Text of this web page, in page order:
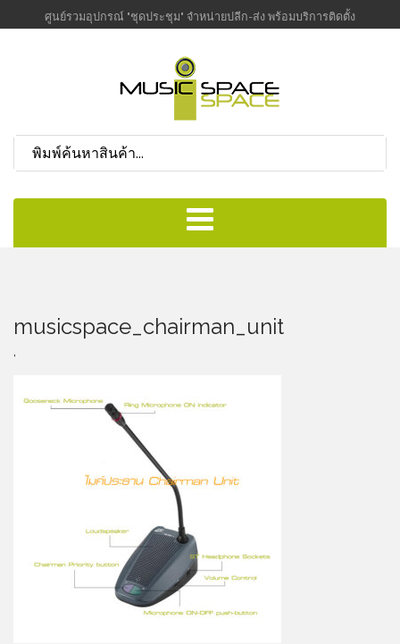
ศูนย์รวมอุปกรณ์ "ชุดประชุม" จำหน่ายปลีก-ส่ง พร้อมบริการติดตั้ง
musicspace_chairman_unit